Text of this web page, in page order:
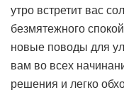
утро встретит вас
безмятежного
новые поводы для
вам во всех
решения и легко